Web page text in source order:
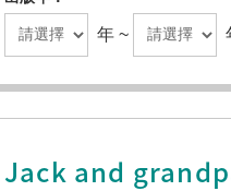
年 ~
Jack and